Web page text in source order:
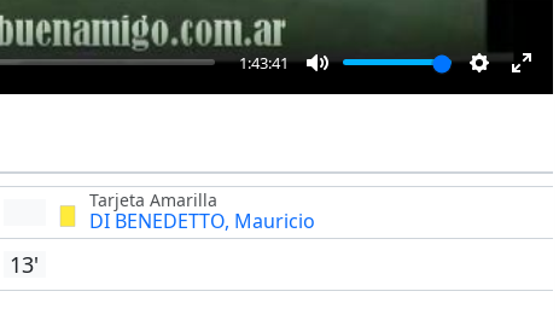
1:43:41
Mute Settings
Enter
Tarjeta Amarilla
DI BENEDETTO, Mauricio
13'